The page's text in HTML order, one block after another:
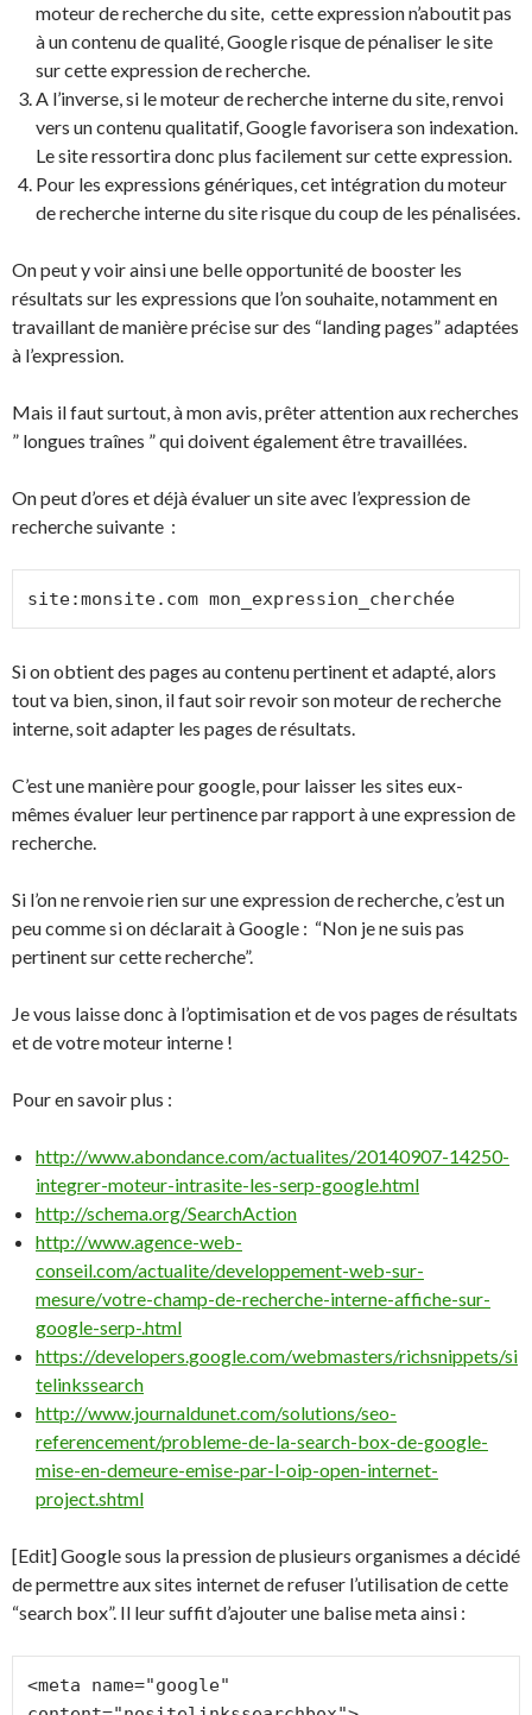
moteur de recherche du site, cette expression n’aboutit pas
à un contenu de qualité, Google risque de pénaliser le site
sur cette expression de recherche.
A l’inverse, si le moteur de recherche interne du site, renvoi
vers un contenu qualitatif, Google favorisera son indexation.
Le site ressortira donc plus facilement sur cette expression.
Pour les expressions génériques, cet intégration du moteur
de recherche interne du site risque du coup de les pénalisées.
On peut y voir ainsi une belle opportunité de booster les
résultats sur les expressions que l’on souhaite, notamment en
travaillant de manière précise sur des “landing pages” adaptées
à l’expression.
Mais il faut surtout, à mon avis, prêter attention aux recherches
” longues traînes ” qui doivent également être travaillées.
On peut d’ores et déjà évaluer un site avec l’expression de
recherche suivante :
Si on obtient des pages au contenu pertinent et adapté, alors
tout va bien, sinon, il faut soir revoir son moteur de recherche
interne, soit adapter les pages de résultats.
C’est une manière pour google, pour laisser les sites eux-
mêmes évaluer leur pertinence par rapport à une expression de
recherche.
Si l’on ne renvoie rien sur une expression de recherche, c’est un
peu comme si on déclarait à Google : “Non je ne suis pas
pertinent sur cette recherche”.
Je vous laisse donc à l’optimisation et de vos pages de résultats
et de votre moteur interne !
Pour en savoir plus :
http://www.abondance.com/actualites/20140907-14250-
integrer-moteur-intrasite-les-serp-google.html
http://schema.org/SearchAction
http://www.agence-web-
conseil.com/actualite/developpement-web-sur-
mesure/votre-champ-de-recherche-interne-affiche-sur-
google-serp-.html
https://developers.google.com/webmasters/richsnippets/si
telinkssearch
http://www.journaldunet.com/solutions/seo-
referencement/probleme-de-la-search-box-de-google-
mise-en-demeure-emise-par-l-oip-open-internet-
project.shtml
[Edit] Google sous la pression de plusieurs organismes a décidé
de permettre aux sites internet de refuser l’utilisation de cette
“search box”. Il leur suffit d’ajouter une balise meta ainsi :
<meta name="google"